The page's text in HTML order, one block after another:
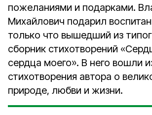
пожеланиями и подарками.
Михайлович подарил
только что вышедший из
сборник стихотворений
сердца моего». В него вошли
стихотворения автора о
природе, любви и жизни.